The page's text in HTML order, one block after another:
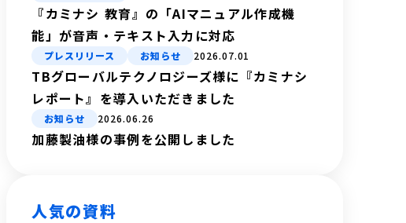
『カミナシ 教育』の「AIマニュアル作成機
能」が音声・テキスト入力に対応
プレスリリース お知らせ 2026.07.01
TBグローバルテクノロジーズ様に『カミナシ
レポート』を導入いただきました
お知らせ 2026.06.26
加藤製油様の事例を公開しました
人気の資料